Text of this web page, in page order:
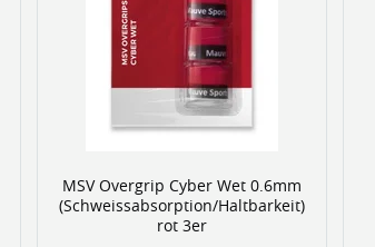
MSV Overgrip Cyber Wet 0.6mm
(Schweissabsorption/Haltbarkeit)
rot 3er